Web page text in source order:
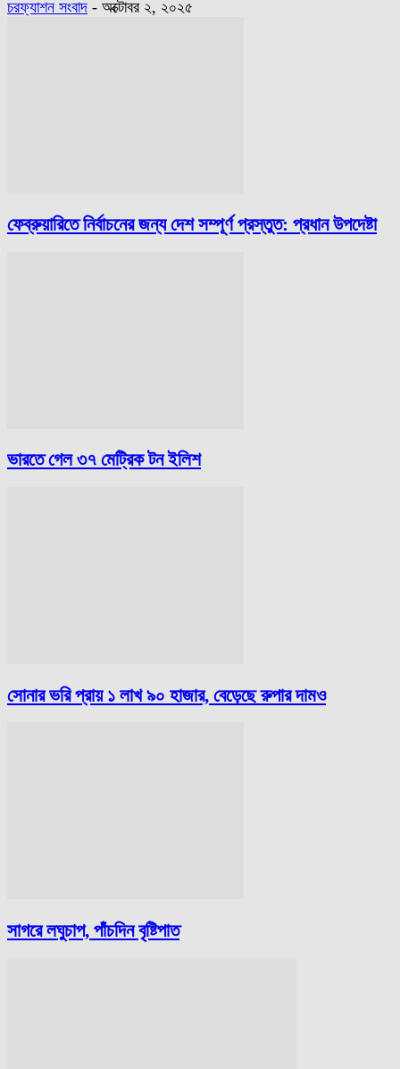
চরফ্যাশন সংবাদ - অক্টোবর ২, ২০২৫
ফেব্রুয়ারিতে নির্বাচনের জন্য দেশ সম্পূর্ণ প্রস্তুত: প্রধান উপদেষ্টা
ভারতে গেল ৩৭ মেট্রিক টন ইলিশ
সোনার ভরি প্রায় ১ লাখ ৯০ হাজার, বেড়েছে রুপার দামও
সাগরে লঘুচাপ, পাঁচদিন বৃষ্টিপাত